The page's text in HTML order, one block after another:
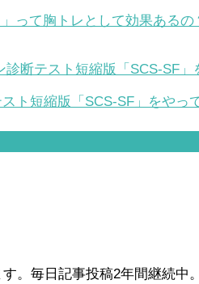
って胸トレとして効果あるの
ト短縮版「SCS-SF」をやっ
。毎日記事投稿2年間継続中。